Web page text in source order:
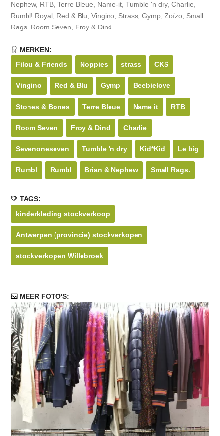
Nephew, RTB, Terre Bleue, Name-it, Tumble 'n dry, Charlie,
Rumbl! Royal, Red & Blu, Vingino, Strass, Gymp, Zoïzo, Small
Rags, Room Seven, Froy & Dind
MERKEN:
Filou & Friends
Noppies strass CKS
Vingino Red & Blu Gymp Beebielove
Stones & Bones Terre Bleue Name it RTB
Room Seven Froy & Dind Charlie
Sevenoneseven Tumble 'n dry Kid*Kid Le big
Rumbl Rumbl Brian & Nephew Small Rags.
TAGS:
kinderkleding stockverkoop
Antwerpen (provincie) stockverkopen
stockverkopen Willebroek
MEER FOTO'S: